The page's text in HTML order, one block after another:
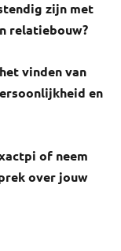
zijn met
relatiebouw?
vinden van
en
of neem
over jouw